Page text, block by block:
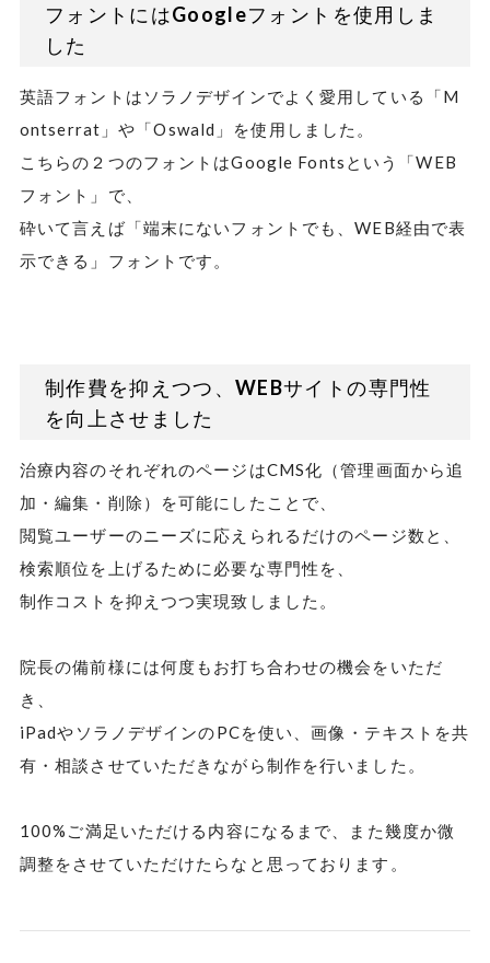
フォントにはGoogleフォントを使用しま
した
英語フォントはソラノデザインでよく愛用している「M
ontserrat」や「Oswald」を使用しました。
こちらの２つのフォントはGoogle Fontsという「WEB
フォント」で、
砕いて言えば「端末にないフォントでも、WEB経由で表
示できる」フォントです。
制作費を抑えつつ、WEBサイトの専門性
を向上させました
治療内容のそれぞれのページはCMS化（管理画面から追
加・編集・削除）を可能にしたことで、
閲覧ユーザーのニーズに応えられるだけのページ数と、
検索順位を上げるために必要な専門性を、
制作コストを抑えつつ実現致しました。
院長の備前様には何度もお打ち合わせの機会をいただ
き、
iPadやソラノデザインのPCを使い、画像・テキストを共
有・相談させていただきながら制作を行いました。
100%ご満足いただける内容になるまで、また幾度か微
調整をさせていただけたらなと思っております。